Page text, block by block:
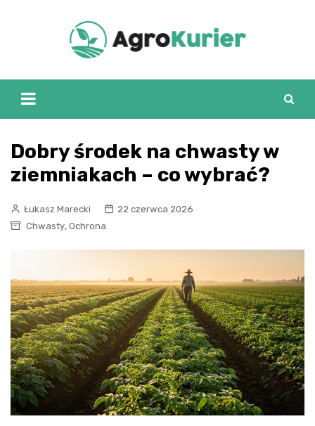
Dobry środek na chwasty w
ziemniakach – co wybrać?
Łukasz Marecki
22 czerwca 2026
Chwasty, Ochrona